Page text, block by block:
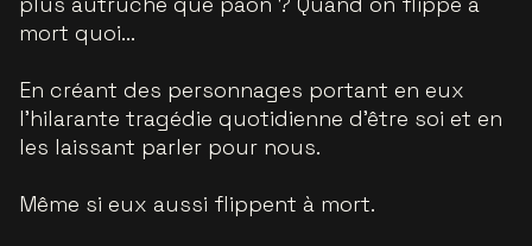
mort quoi...
En créant des personnages portant en eux
l’hilarante tragédie quotidienne d’être soi et en
les laissant parler pour nous.
Même si eux aussi flippent à mort.